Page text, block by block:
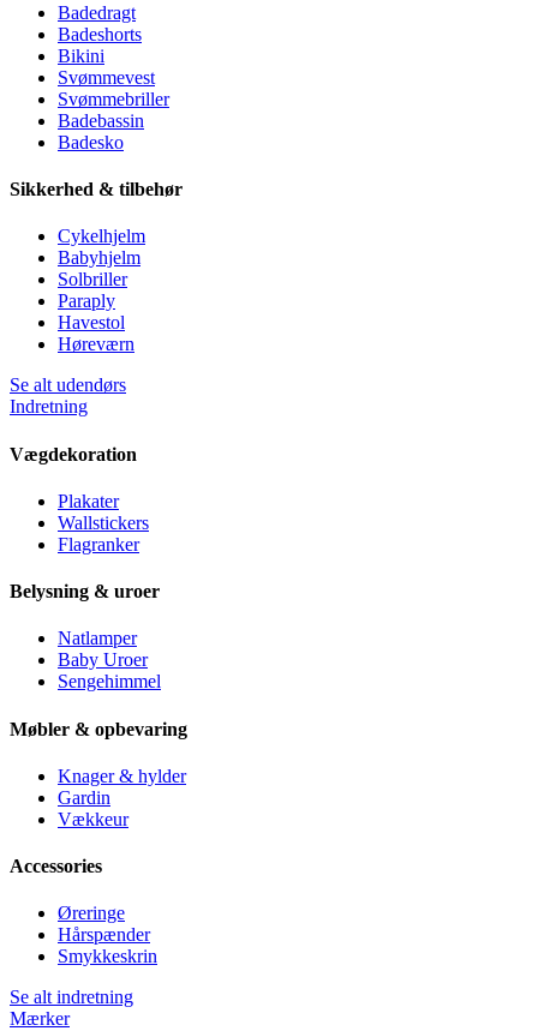
Badedragt
Badeshorts
Bikini
Svømmevest
Svømmebriller
Badebassin
Badesko
Sikkerhed & tilbehør
Cykelhjelm
Babyhjelm
Solbriller
Paraply
Havestol
Høreværn
Se alt udendørs
Indretning
Vægdekoration
Plakater
Wallstickers
Flagranker
Belysning & uroer
Natlamper
Baby Uroer
Sengehimmel
Møbler & opbevaring
Knager & hylder
Gardin
Vækkeur
Accessories
Øreringe
Hårspænder
Smykkeskrin
Se alt indretning
Mærker